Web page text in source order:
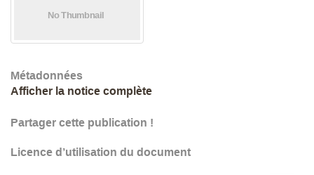
Métadonnées
Afficher la notice complète
Partager cette publication !
Licence d’utilisation du document